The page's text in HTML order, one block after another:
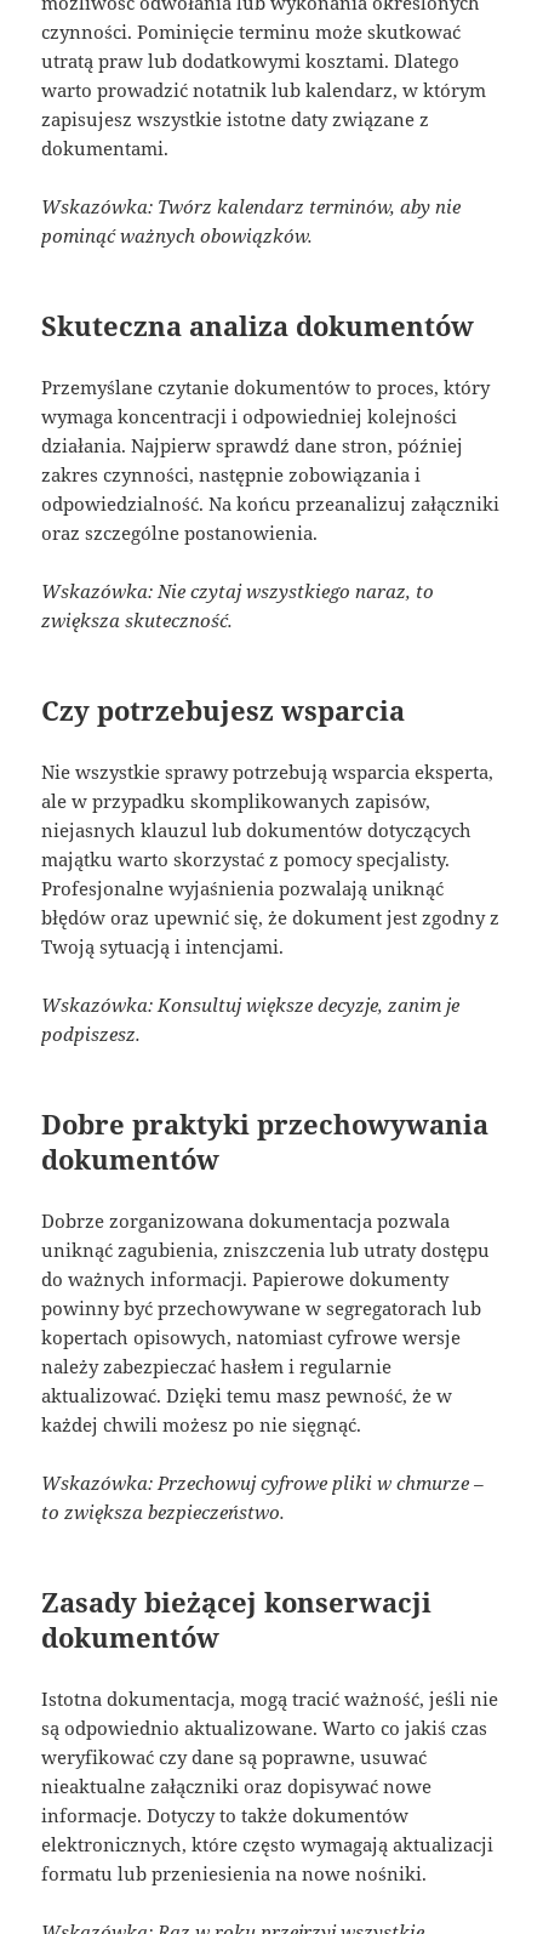
czynności. Pominięcie terminu może skutkować
utratą praw lub dodatkowymi kosztami. Dlatego
warto prowadzić notatnik lub kalendarz, w którym
zapisujesz wszystkie istotne daty związane z
dokumentami.
Wskazówka: Twórz kalendarz terminów, aby nie
pominąć ważnych obowiązków.
Skuteczna analiza dokumentów
Przemyślane czytanie dokumentów to proces, który
wymaga koncentracji i odpowiedniej kolejności
działania. Najpierw sprawdź dane stron, później
zakres czynności, następnie zobowiązania i
odpowiedzialność. Na końcu przeanalizuj załączniki
oraz szczególne postanowienia.
Wskazówka: Nie czytaj wszystkiego naraz, to
zwiększa skuteczność.
Czy potrzebujesz wsparcia
Nie wszystkie sprawy potrzebują wsparcia eksperta,
ale w przypadku skomplikowanych zapisów,
niejasnych klauzul lub dokumentów dotyczących
majątku warto skorzystać z pomocy specjalisty.
Profesjonalne wyjaśnienia pozwalają uniknąć
błędów oraz upewnić się, że dokument jest zgodny z
Twoją sytuacją i intencjami.
Wskazówka: Konsultuj większe decyzje, zanim je
podpiszesz.
Dobre praktyki przechowywania
dokumentów
Dobrze zorganizowana dokumentacja pozwala
uniknąć zagubienia, zniszczenia lub utraty dostępu
do ważnych informacji. Papierowe dokumenty
powinny być przechowywane w segregatorach lub
kopertach opisowych, natomiast cyfrowe wersje
należy zabezpieczać hasłem i regularnie
aktualizować. Dzięki temu masz pewność, że w
każdej chwili możesz po nie sięgnąć.
Wskazówka: Przechowuj cyfrowe pliki w chmurze –
to zwiększa bezpieczeństwo.
Zasady bieżącej konserwacji
dokumentów
Istotna dokumentacja, mogą tracić ważność, jeśli nie
są odpowiednio aktualizowane. Warto co jakiś czas
weryfikować czy dane są poprawne, usuwać
nieaktualne załączniki oraz dopisywać nowe
informacje. Dotyczy to także dokumentów
elektronicznych, które często wymagają aktualizacji
formatu lub przeniesienia na nowe nośniki.